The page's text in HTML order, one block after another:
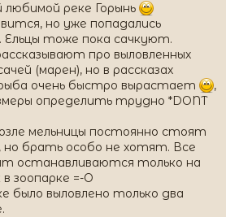
любимой реке Горынь
но уже попадались
Ельцы тоже пока сачкуют.
про выловленных
(марен), но в рассказах
очень быстро вырастает
,
определить трудно *DONT
мельницы постоянно стоят
но брать особо не хотят. Все
останавливаются только на
зоопарке =-O
было выловлено только два